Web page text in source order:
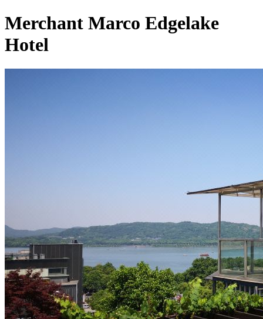
Merchant Marco Edgelake
Hotel